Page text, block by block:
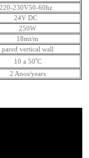
220-230V50-60hz
24V DC
250W
18mt/m
pared vertical wall
10 a 50 ํC
2 Anos/years